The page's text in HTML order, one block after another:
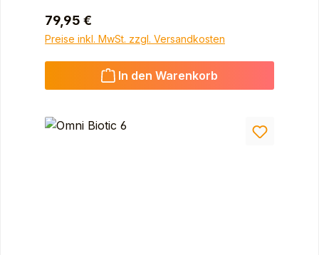
Regulärer Preis:
79,95 €
Preise inkl. MwSt. zzgl. Versandkosten
In den Warenkorb